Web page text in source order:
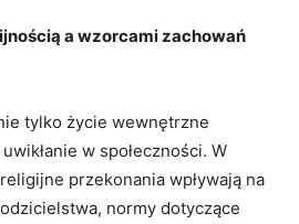
​a wzorcami zachowań
tylko życie wewnętrzne
w społeczności. W
⁢przekonania wpływają na
normy dotyczące